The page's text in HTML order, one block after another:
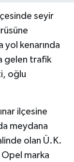
seyir
yol kenarında
gelen trafik
oğlu
ilçesine
meydana
olan Ü.K.
marka